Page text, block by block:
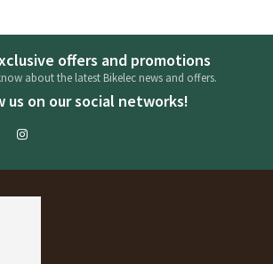
offers and promotions
about the latest Bikelec news and offers.
us on our social networks!